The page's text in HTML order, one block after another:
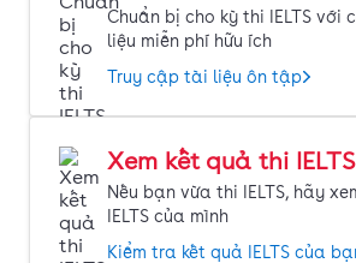
Chuẩn bị cho kỳ thi IELTS với
liệu miễn phí hữu ích
Truy cập tài liệu ôn tập
Xem kết quả thi IELTS
Nếu bạn vừa thi IELTS, hãy
IELTS của mình
Kiểm tra kết quả IELTS của